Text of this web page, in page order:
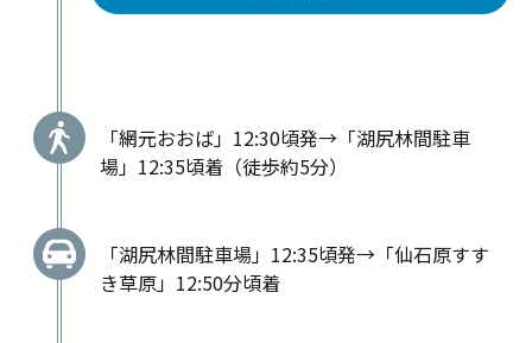
「網元おおば」12:30頃発→「湖尻林間駐車
場」12:35頃着（徒歩約5分）
「湖尻林間駐車場」12:35頃発→「仙石原すす
き草原」12:50分頃着